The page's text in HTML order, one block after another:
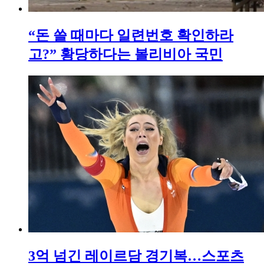
“돈 쓸 때마다 일련번호 확인하라
고?” 황당하다는 볼리비아 국민
3억 넘긴 레이르담 경기복…스포츠